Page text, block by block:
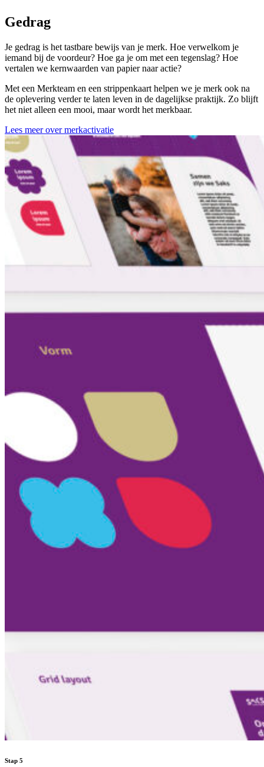
Gedrag
Je gedrag is het tastbare bewijs van je merk. Hoe verwelkom je
iemand bij de voordeur? Hoe ga je om met een tegenslag? Hoe
vertalen we kernwaarden van papier naar actie?
Met een Merkteam en een strippenkaart helpen we je merk ook na
de oplevering verder te laten leven in de dagelijkse praktijk. Zo blijft
het niet alleen een mooi, maar wordt het merkbaar.
Lees meer over merkactivatie
Stap 5